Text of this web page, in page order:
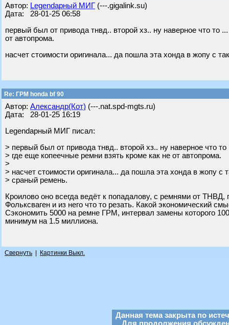
Автор: Legendарный МИГ (---.gigalink.su)
Дата: 28-01-25 06:58
первый был от привода тнвд.. второй хз.. ну наверное что то
от автопрома.
насчет стоимости оригинала... да пошла эта хонда в жопу с
Re: ГРМ honda bf 90
Автор: Александр(Кот) (---.nat.spd-mgts.ru)
Дата: 28-01-25 16:19
Legendарный МИГ писал:
> первый был от привода тнвд.. второй хз.. ну наверное что
> где еще копеечные ремни взять кроме как не от автопрома.
>
> насчет стоимости оригинала... да пошла эта хонда в жопу с
> сраный ремень.
Кроилово оно всегда ведёт к попадалову, с ремнями от ТНВД,
Фольксваген и из него что то резать. Какой экономический
Сэкономить 5000 на ремне ГРМ, интервал замены которого
минимум на 1.5 миллиона.
Свернуть Картинки Выкл.
Данная тема закрыта по